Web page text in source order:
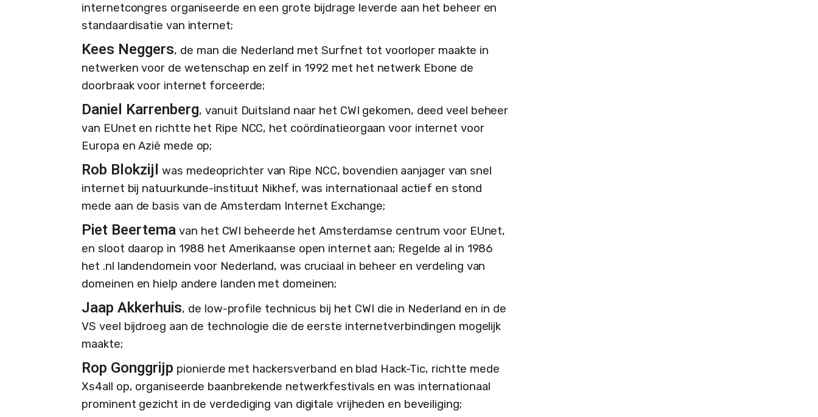
internetcongres organiseerde en een grote bijdrage leverde aan het beheer en
standaardisatie van internet;
Kees Neggers, de man die Nederland met Surfnet tot voorloper maakte in
netwerken voor de wetenschap en zelf in 1992 met het netwerk Ebone de
doorbraak voor internet forceerde;
Daniel Karrenberg, vanuit Duitsland naar het CWI gekomen, deed veel beheer
van EUnet en richtte het Ripe NCC, het coördinatieorgaan voor internet voor
Europa en Azië mede op;
Rob Blokzijl was medeoprichter van Ripe NCC, bovendien aanjager van snel
internet bij natuurkunde-instituut Nikhef, was internationaal actief en stond
mede aan de basis van de Amsterdam Internet Exchange;
Piet Beertema van het CWI beheerde het Amsterdamse centrum voor EUnet,
en sloot daarop in 1988 het Amerikaanse open internet aan; Regelde al in 1986
het .nl landendomein voor Nederland, was cruciaal in beheer en verdeling van
domeinen en hielp andere landen met domeinen;
Jaap Akkerhuis, de low-profile technicus bij het CWI die in Nederland en in de
VS veel bijdroeg aan de technologie die de eerste internetverbindingen mogelijk
maakte;
Rop Gonggrijp pionierde met hackersverband en blad Hack-Tic, richtte mede
Xs4all op, organiseerde baanbrekende netwerkfestivals en was internationaal
prominent gezicht in de verdediging van digitale vrijheden en beveiliging;